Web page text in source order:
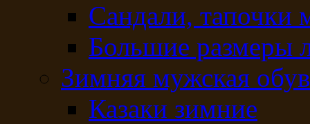
Сандали, тапочки
Большие размеры
Зимняя мужская
Казаки зимние